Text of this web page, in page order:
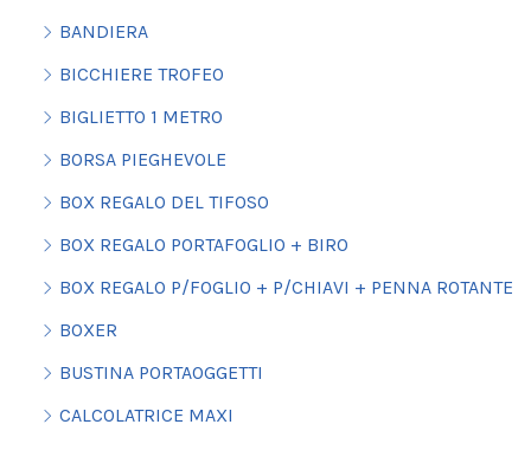
BANDIERA
BICCHIERE TROFEO
BIGLIETTO 1 METRO
BORSA PIEGHEVOLE
BOX REGALO DEL TIFOSO
BOX REGALO PORTAFOGLIO + BIRO
BOX REGALO P/FOGLIO + P/CHIAVI + PENNA ROTANTE
BOXER
BUSTINA PORTAOGGETTI
CALCOLATRICE MAXI